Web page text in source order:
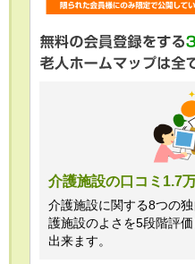
介護施設の口コミ1.7
介護施設に関する8つの
護施設のよさを5段階評
出来ます。